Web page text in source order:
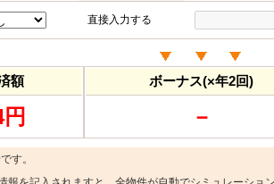
直接入力する
額 ボーナス(×年2回)
－
す。